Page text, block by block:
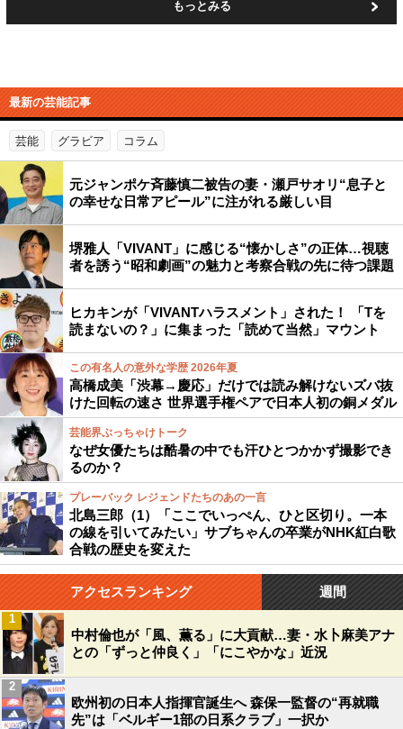
もっとみる
最新の芸能記事
芸能 グラビア コラム
元ジャンポケ斉藤慎二被告の妻・瀬戸サオリ“息子と
の幸せな日常アピール”に注がれる厳しい目
堺雅人「VIVANT」に感じる“懐かしさ”の正体…視聴
者を誘う“昭和劇画”の魅力と考察合戦の先に待つ課題
ヒカキンが「VIVANTハラスメント」された！ 「Tを
読まないの？」に集まった「読めて当然」マウント
この有名人の意外な学歴 2026年夏
高橋成美「渋幕→慶応」だけでは読み解けないズバ抜
けた回転の速さ 世界選手権ペアで日本人初の銅メダル
芸能界ぶっちゃけトーク
なぜ女優たちは酷暑の中でも汗ひとつかかず撮影でき
るのか？
プレーバック レジェンドたちのあの一言
北島三郎（1）「ここでいっぺん、ひと区切り。一本
の線を引いてみたい」サブちゃんの卒業がNHK紅白歌
合戦の歴史を変えた
アクセスランキング 週間
中村倫也が「風、薫る」に大貢献…妻・水卜麻美アナ
との「ずっと仲良く」「にこやかな」近況
1
欧州初の日本人指揮官誕生へ 森保一監督の“再就職
先”は「ベルギー1部の日系クラブ」一択か
2